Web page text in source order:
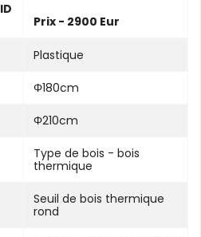
Prix - 2900 Eur
Plastique
Φ180cm
Φ210cm
Type de bois - bois
thermique
Seuil de bois thermique
rond